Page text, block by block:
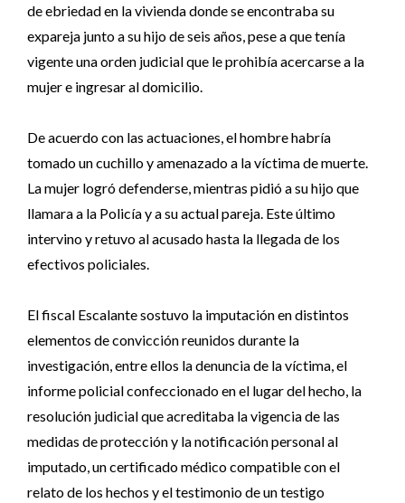
de ebriedad en la vivienda donde se encontraba su
expareja junto a su hijo de seis años, pese a que tenía
vigente una orden judicial que le prohibía acercarse a la
mujer e ingresar al domicilio.
De acuerdo con las actuaciones, el hombre habría
tomado un cuchillo y amenazado a la víctima de muerte.
La mujer logró defenderse, mientras pidió a su hijo que
llamara a la Policía y a su actual pareja. Este último
intervino y retuvo al acusado hasta la llegada de los
efectivos policiales.
El fiscal Escalante sostuvo la imputación en distintos
elementos de convicción reunidos durante la
investigación, entre ellos la denuncia de la víctima, el
informe policial confeccionado en el lugar del hecho, la
resolución judicial que acreditaba la vigencia de las
medidas de protección y la notificación personal al
imputado, un certificado médico compatible con el
relato de los hechos y el testimonio de un testigo